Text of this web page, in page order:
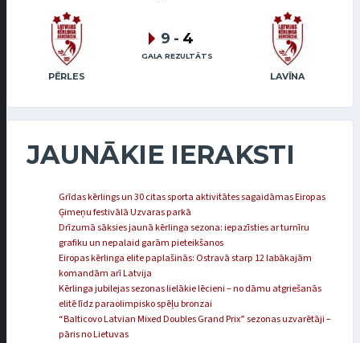
PĒRLES LAVĪNA
9 - 4
GALA REZULTĀTS
JAUNĀKIE IERAKSTI
Grīdas kērlings un 30 citas sporta aktivitātes sagaidāmas Eiropas
Ģimeņu festivālā Uzvaras parkā
Drīzumā sāksies jaunā kērlinga sezona: iepazīsties ar turnīru
grafiku un nepalaid garām pieteikšanos
Eiropas kērlinga elite paplašinās: Ostravā starp 12 labākajām
komandām arī Latvija
Kērlinga jubilejas sezonas lielākie lēcieni – no dāmu atgriešanās
elitē līdz paraolimpisko spēļu bronzai
“Balticovo Latvian Mixed Doubles Grand Prix” sezonas uzvarētāji –
pāris no Lietuvas